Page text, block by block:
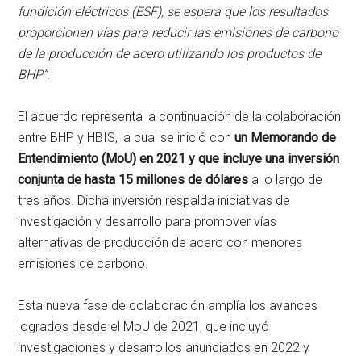
fundición eléctricos (ESF), se espera que los resultados
proporcionen vías para reducir las emisiones de carbono
de la producción de acero utilizando los productos de
BHP”.
El acuerdo representa la continuación de la colaboración
entre BHP y HBIS, la cual se inició conun Memorando de
Entendimiento (MoU) en 2021 y que incluye una inversión
conjunta de hasta 15 millones de dólares a lo largo de
tres años. Dicha inversión respalda iniciativas de
investigación y desarrollo para promover vías
alternativas de producción de acero con menores
emisiones de carbono.
Esta nueva fase de colaboración amplía los avances
logrados desde el MoU de 2021, que incluyó
investigaciones y desarrollos anunciados en 2022 y